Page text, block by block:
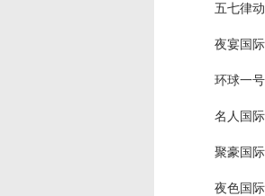
五七律
夜宴国
环球一
名人国
聚豪国
夜色国